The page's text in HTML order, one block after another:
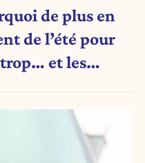
de plus en
de l’été pour
et les